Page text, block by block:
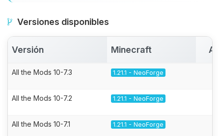
Versiones disponibles
Versión Minecraft
All the Mods 10-7.3 1.21.1 - NeoForge
All the Mods 10-7.2 1.21.1 - NeoForge
All the Mods 10-7.1 1.21.1 - NeoForge